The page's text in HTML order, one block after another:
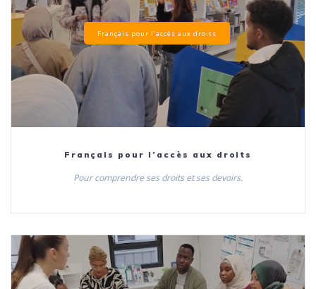
Français pour l’accès aux droits
Français pour l’accès aux droits
Pour comprendre ses droits et ses devoirs.